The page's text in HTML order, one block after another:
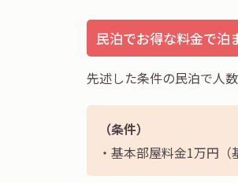
民泊でお得な料金で泊
先述した条件の民泊で人
（条件）
・基本部屋料金1万円